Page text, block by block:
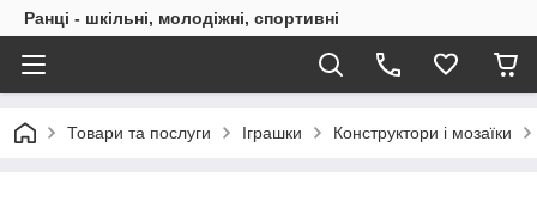
Ранці - шкільні, молодіжні, спортивні
Товари та послуги Іграшки Конструктори і мозаїки